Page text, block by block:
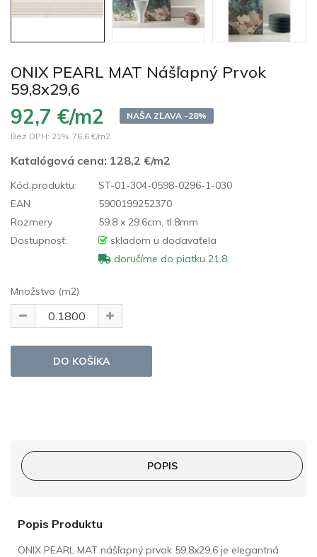
ONIX PEARL MAT Nášľapný Prvok
59,8x29,6
92,7 €/m2
NAŠA ZĽAVA -28%
Bez DPH: 21%: 76,6 €/m2
Katalógová cena: 128,2 €/m2
Kód produktu:
ST-01-304-0598-0296-1-030
EAN
5900199252370
Rozmery
59.8 x 29.6cm, tl:8mm
Dostupnosť:
skladom u dodavaťela
doručíme do piatku 21.8.
Množstvo (m2)
POPIS
Popis Produktu
ONIX PEARL MAT nášľapný prvok 59,8x29,6 je elegantná